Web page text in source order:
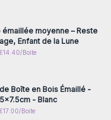
émaillée moyenne – Reste
Enfant de la Lune
Boite
Connectez-vous ou
Boîte en Bois Émaillé -
- Blanc
Boite
Connectez-vous ou